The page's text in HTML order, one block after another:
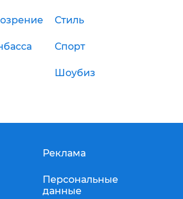
Стиль
Спорт
Шоубиз
Реклама
Персональные
данные